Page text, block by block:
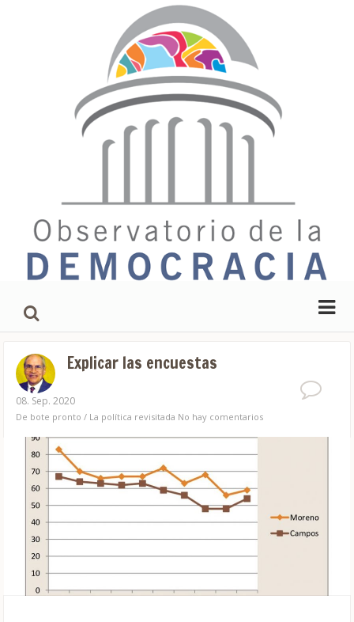
Explicar las encuestas
08. Sep. 2020
De bote pronto / La política revisitada No hay comentarios